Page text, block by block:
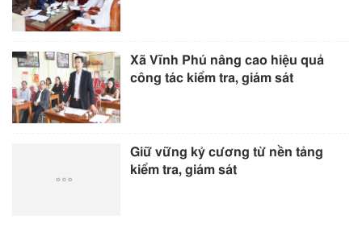
Xã Vĩnh Phú nâng cao hiệu quả
công tác kiểm tra, giám sát
Giữ vững kỷ cương từ nền tảng
kiểm tra, giám sát